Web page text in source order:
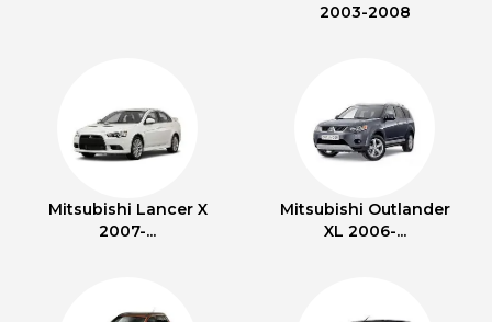
2003-2008
Mitsubishi Lancer X
2007-...
Mitsubishi Outlander
XL 2006-...